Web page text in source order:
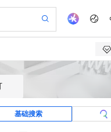
基础搜索